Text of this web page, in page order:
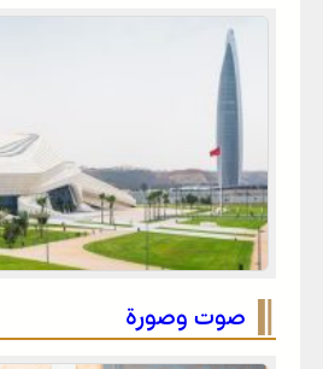
جلالة الملك ويدعم جهود اللجنة
القدس الشريف
موجة حر وزخات رعدية مع تساقط
من اليوم الأربعاء إلى الجمعة
صفقة بقيمة 2,68
الكبير للدار البيضاء
المختبر الوطني للشرطة العلمية
للمديرية العامة للأمن الوطني،
17025”
صوت وصورة